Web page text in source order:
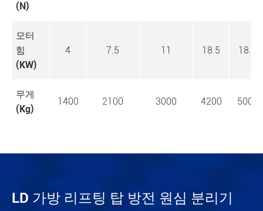
(N)
모터
힘
(KW)
4 7.5 11 18.5 18.5
무게
(Kg)
1400 2100 3000 4200 5000
LD 가방 리프팅 탑 방전 원심 분리기